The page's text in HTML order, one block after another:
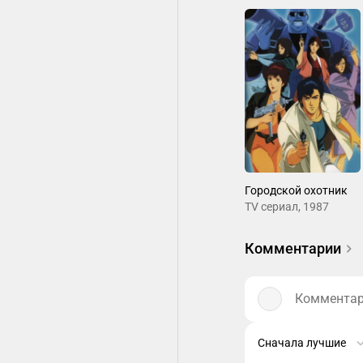
Городской охотник
ТV сериал, 1987
Комментарии
Сначала лучшие